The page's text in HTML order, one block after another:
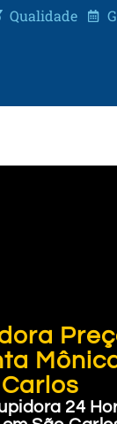
Qualidade
Carlos
24